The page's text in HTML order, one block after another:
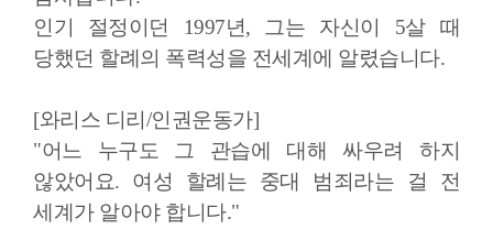
인기 절정이던 1997년, 그는 자신이 5살 때
당했던 할례의 폭력성을 전세계에 알렸습니다.
[와리스 디리/인권운동가]
"어느 누구도 그 관습에 대해 싸우려 하지
않았어요. 여성 할례는 중대 범죄라는 걸 전
세계가 알아야 합니다."